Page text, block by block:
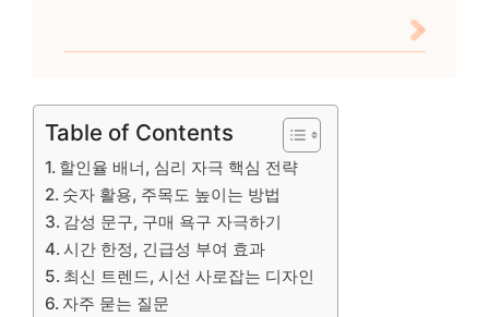
Table of Contents
할인율 배너, 심리 자극 핵심 전략
숫자 활용, 주목도 높이는 방법
감성 문구, 구매 욕구 자극하기
시간 한정, 긴급성 부여 효과
최신 트렌드, 시선 사로잡는 디자인
자주 묻는 질문